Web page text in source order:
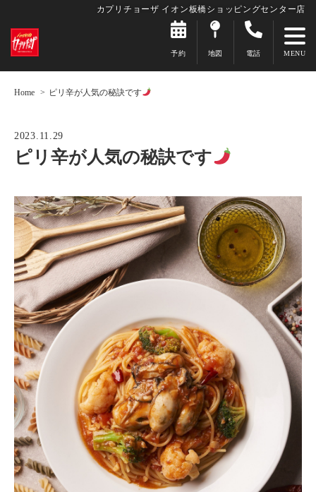
カプリチョーザ イオン板橋ショッピングセンター店
予約 地図 電話
Home ピリ辛が人気の秘訣です
2023.11.29
ピリ辛が人気の秘訣です